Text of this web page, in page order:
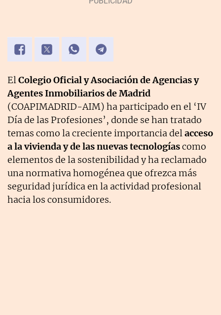
ElColegio Oficial y Asociación de Agencias y
Agentes Inmobiliarios de Madrid
(COAPIMADRID-AIM) ha participado en el ‘IV
Día de las Profesiones’, donde se han tratado
temas como la creciente importancia delacceso
a la vivienda y de las nuevas tecnologíascomo
elementos de la sostenibilidad y ha reclamado
una normativa homogénea que ofrezca más
seguridad jurídica en la actividad profesional
hacia los consumidores.